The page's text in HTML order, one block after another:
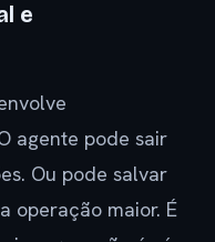
e
agente pode sair
Ou pode salvar
operação maior. É